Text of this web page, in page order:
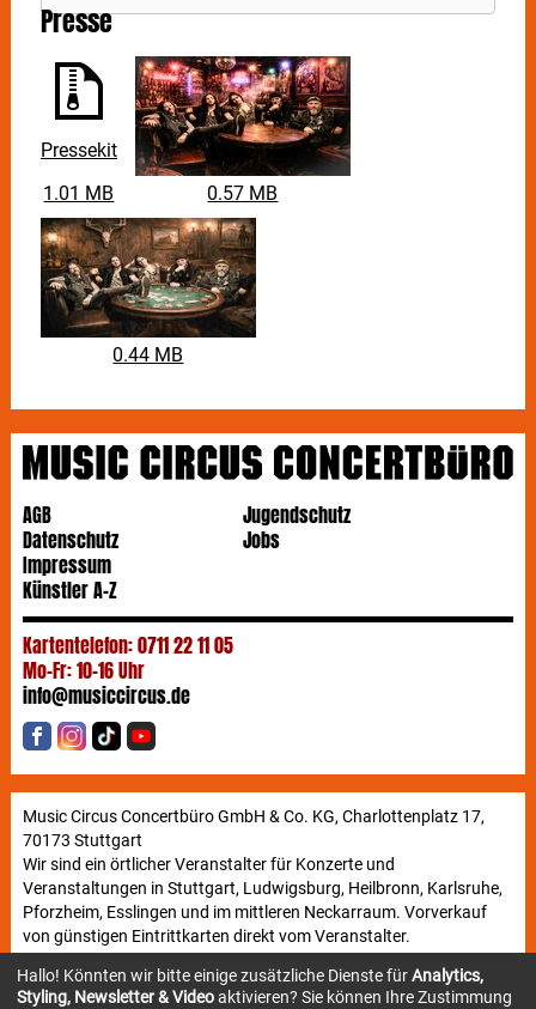
Presse
Pressekit
1.01 MB
0.57 MB
0.44 MB
AGB
Datenschutz
Impressum
Jugendschutz
Jobs
Künstler A-Z
Kartentelefon: 0711 22 11 05
Mo-Fr: 10-16 Uhr
info@musiccircus.de
Music Circus Concertbüro GmbH & Co. KG, Charlottenplatz 17,
70173 Stuttgart
Wir sind ein örtlicher Veranstalter für Konzerte und
Veranstaltungen in Stuttgart, Ludwigsburg, Heilbronn, Karlsruhe,
Pforzheim, Esslingen und im mittleren Neckarraum. Vorverkauf
von günstigen Eintrittkarten direkt vom Veranstalter.
Hallo! Könnten wir bitte einige zusätzliche Dienste fürAnalytics,
Styling, Newsletter & Videoaktivieren? Sie können Ihre Zustimmung